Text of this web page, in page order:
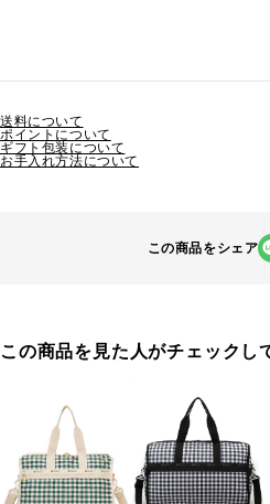
送料について
ポイントについて
ギフト包装について
お手入れ方法について
この商品をシェア
この商品を見た人がチェックし